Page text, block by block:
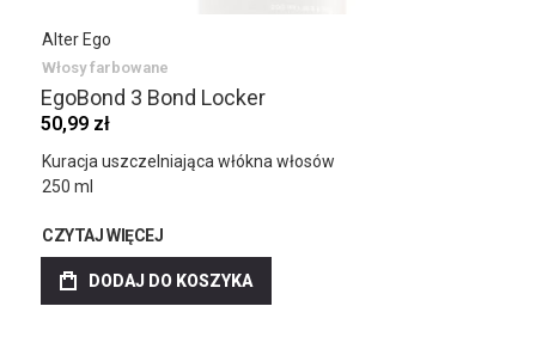
Alter Ego
Włosy farbowane
EgoBond 3 Bond Locker
50,99 zł
Kuracja uszczelniająca włókna włosów
250 ml
CZYTAJ WIĘCEJ
DODAJ DO KOSZYKA